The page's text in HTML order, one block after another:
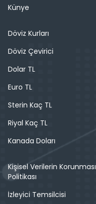
Künye
Döviz Kurları
Döviz Çevirici
Dolar TL
Euro TL
Sterin Kaç TL
Riyal Kaç TL
Kanada Doları
Kişisel Verilerin Korunması
Politikası
İzleyici Temsilcisi